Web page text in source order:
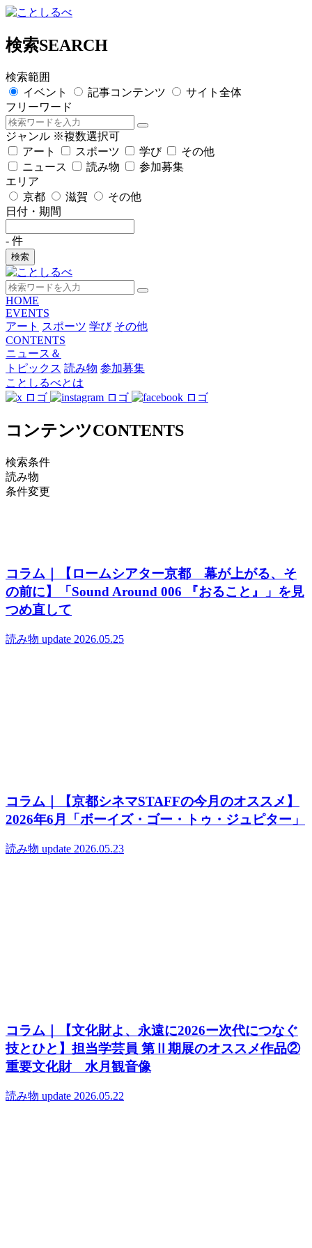
検索SEARCH
検索範囲
イベント
記事コンテンツ
サイト全体
フリーワード
ジャンル ※複数選択可
アート
スポーツ 学び
その他
ニュース
読み物
参加募集
エリア
京都
滋賀
その他
日付・期間
- 件
検索
HOME
EVENTS
アート スポーツ 学び その他
CONTENTS
ニュース＆
トピックス 読み物 参加募集
ことしるべとは
コンテンツCONTENTS
検索条件
読み物
条件変更
コラム｜【ロームシアター京都 幕が上がる、そ
の前に】「Sound Around 006 『おること』」を見
つめ直して
読み物 update 2026.05.25
コラム｜【京都シネマSTAFFの今月のオススメ】
2026年6月「ボーイズ・ゴー・トゥ・ジュピター」
読み物 update 2026.05.23
コラム｜【文化財よ、永遠に2026ー次代につなぐ
技とひと】担当学芸員 第Ⅱ期展のオススメ作品②
重要文化財 水月観音像
読み物 update 2026.05.22